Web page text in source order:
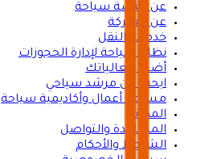
عن منصة سياحة
عن الشركة
خدمات النقل
نظام سياحة لإدارة الحجوزات
أضف فعالياتك
ابحث عن مرشد سياحي
مسرعة أعمال وأكاديمية سياحة
المدوّنة
المساعدة والتواصل
الشروط والأحكام